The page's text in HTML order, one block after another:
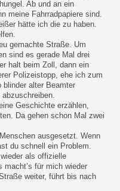
Ab und an ein
meine Fahrradpapiere sind.
hätte ich die zu haben.
gemachte Straße. Um
sind es gerade Mal drei
halt beim Zoll, dann ein
Polizeistopp, ehe ich zum
blinder alter Beamter
Geschichte erzählen,
Da gehen schon Mal zwei
ausgesetzt. Wenn
du schnell ein Problem.
als offizielle
macht’s für mich wieder
weiter, führt bis nach